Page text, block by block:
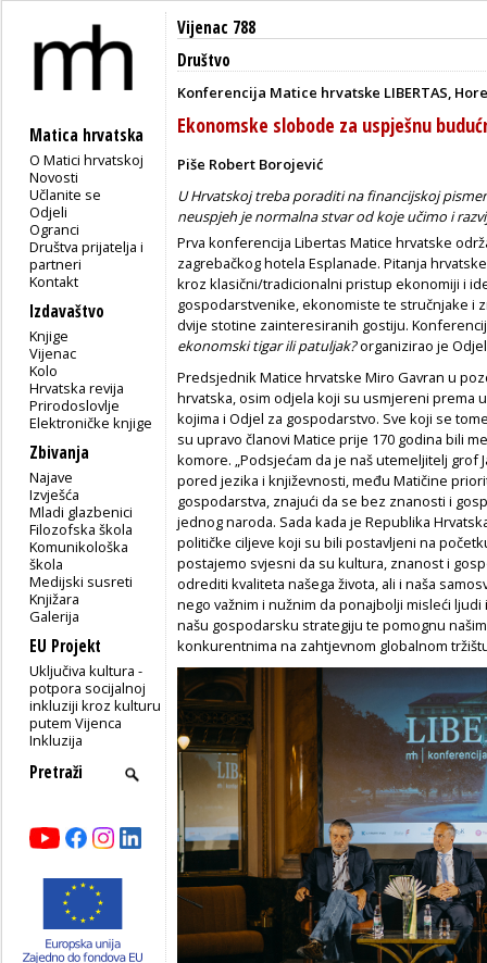
Matica hrvatska
O Matici hrvatskoj
Novosti
Učlanite se
Odjeli
Ogranci
Društva prijatelja i
partneri
Kontakt
Izdavaštvo
Knjige
Vijenac
Kolo
Hrvatska revija
Prirodoslovlje
Elektroničke knjige
Zbivanja
Najave
Izvješća
Mladi glazbenici
Filozofska škola
Komunikološka
škola
Medijski susreti
Knjižara
Galerija
EU Projekt
Uključiva kultura -
potpora socijalnoj
inkluziji kroz kulturu
putem Vijenca
Inkluzija
Vijenac 788
Društvo
Konferencija Matice hrvatske LIBERTAS,
Ekonomske slobode za uspješnu
Piše Robert Borojević
U Hrvatskoj treba poraditi na financijskoj
neuspjeh je normalna stvar od koje učimo i
Prva konferencija Libertas Matice hrvatske
zagrebačkog hotela Esplanade. Pitanja
kroz klasični/tradicionalni pristup ekonomiji i
gospodarstvenike, ekonomiste te stručnjake i
dvije stotine zainteresiranih gostiju.
ekonomski tigar ili patuljak?organizirao je
Predsjednik Matice hrvatske Miro Gavran u
hrvatska, osim odjela koji su usmjereni prema
kojima i Odjel za gospodarstvo. Sve koji se
su upravo članovi Matice prije 170 godina bili
komore. „Podsjećam da je naš utemeljitelj grof
pored jezika i književnosti, među Matičine
gospodarstva, znajući da se bez znanosti i
jednog naroda. Sada kada je Republika
političke ciljeve koji su bili postavljeni na
postajemo svjesni da su kultura, znanost i
odrediti kvaliteta našega života, ali i naša
nego važnim i nužnim da ponajbolji misleći
našu gospodarsku strategiju te pomognu
konkurentnima na zahtjevnom globalnom